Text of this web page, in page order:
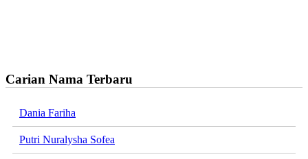
Carian Nama Terbaru
Dania Fariha
Putri Nuralysha Sofea